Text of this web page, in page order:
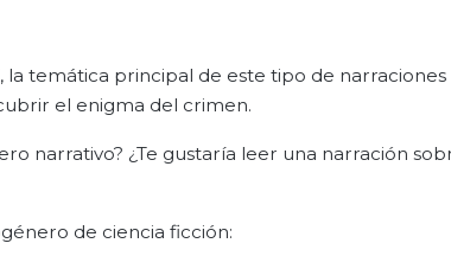
temática principal de este tipo de narraciones
el enigma del crimen.
narrativo? ¿Te gustaría leer una narración
de ciencia ficción: